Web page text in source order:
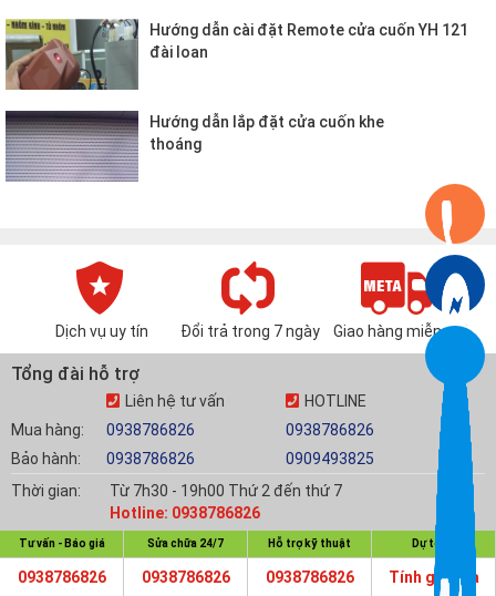
Hướng dẫn cài đặt Remote cửa cuốn YH 121
đài loan
Hướng dẫn lắp đặt cửa cuốn khe
thoáng
Dịch vụ uy tín Đổi trả trong 7 ngày Giao hàng miễn phí
Tổng đài hỗ trợ
Mua hàng:
Bảo hành:
Liên hệ tư vấn
0938786826
0938786826
HOTLINE
0938786826
0909493825
Thời gian:
Từ 7h30 - 19h00 Thứ 2 đến thứ 7
Hotline: 0938786826
Kết nối với chúng tôi
Tư vấn - Báo giá
0938786826
Sửa chữa 24/7
0938786826
Hỗ trợ kỹ thuật
0938786826
Dự toán
Tính giá cửa